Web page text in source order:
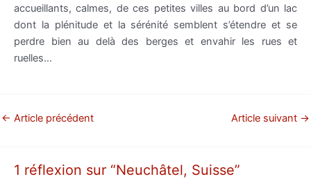
accueillants, calmes, de ces petites villes au bord d’un lac
dont la plénitude et la sérénité semblent s’étendre et se
perdre bien au delà des berges et envahir les rues et
ruelles…
← Article précédent Article suivant →
1 réflexion sur “Neuchâtel, Suisse”